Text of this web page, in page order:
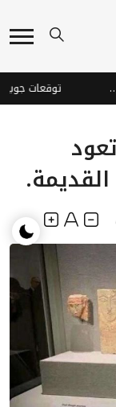
القديمة.